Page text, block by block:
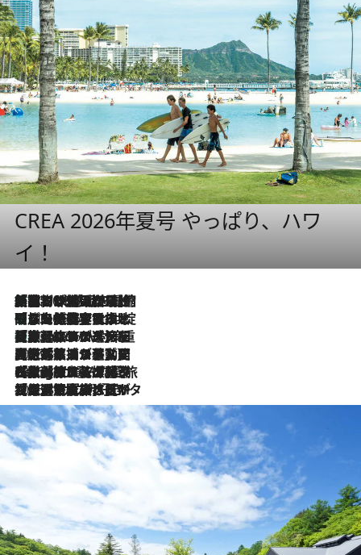
CREA 2026年夏号 やっぱり、ハワ
イ！
2026.8.6
「荷物が増えるほど旅ストレスは増す」美容ジャーナリストがたどり着いた最終結論。“化粧品を劇的に減らす”感動の凝縮美容とは
2026.8.6
「旅先には金髪ウィッグを持参」日本と同じメイクでは損してる!? 美容ジャーナリストが提案する“掟破りの旅美容”とは
2026.8.6
【厳選旅コスメ】「身軽さ＆UV対策重視！」ヘアアーティストshucoが選んだ夏旅ベストコスメを発表【Mサイズジップ】
2026.8.5
【厳選旅コスメ】国内をあちこち移動する河井菜摘が選んだ夏旅ベストコスメ発表！「リラックスアイテムはマスト」【Mサイズジップ】
2026.8.4
【厳選旅コスメ】「紫外線＆乾燥対策しながらメイク感も！」ヘア＆メイクGeorgeが選んだ夏旅ベストコスメを発表！【Mサイズジップ】
2026.8.3
【厳選旅コスメ】「保湿もタイパ重視！」“サウナ好き”タレント清水みさとが愛用する夏旅ベストコスメを発表！【Mサイズジップ】